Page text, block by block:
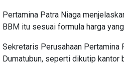
Pertamina Patra Niaga
BBM itu sesuai formula harga
Sekretaris Perusahaan Pertamina
Dumatubun, seperti dikutip kantor